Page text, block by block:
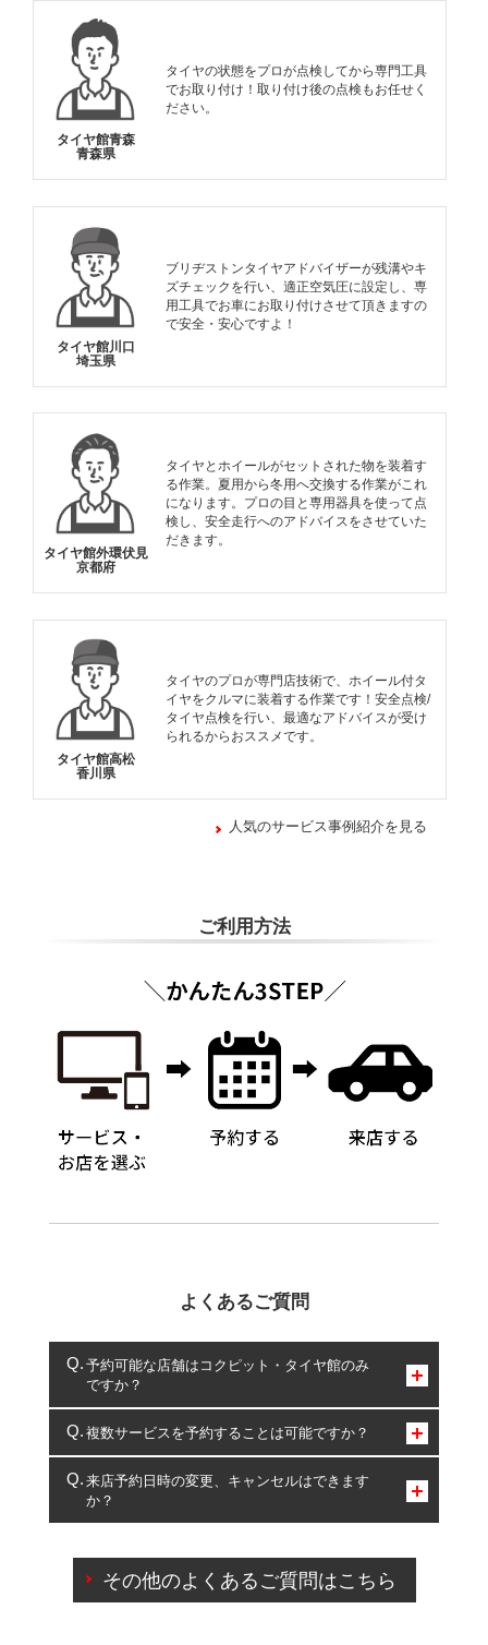
タイヤ館青森
青森県
タイヤの状態をプロが点検してから専門工具
でお取り付け！取り付け後の点検もお任せく
ださい。
タイヤ館川口
埼玉県
ブリヂストンタイヤアドバイザーが残溝やキ
ズチェックを行い、適正空気圧に設定し、専
用工具でお車にお取り付けさせて頂きますの
で安全・安心ですよ！
タイヤ館外環伏見
京都府
タイヤとホイールがセットされた物を装着す
る作業。夏用から冬用へ交換する作業がこれ
になります。プロの目と専用器具を使って点
検し、安全走行へのアドバイスをさせていた
だきます。
タイヤ館高松
香川県
タイヤのプロが専門店技術で、ホイール付タ
イヤをクルマに装着する作業です！安全点検/
タイヤ点検を行い、最適なアドバイスが受け
られるからおススメです。
人気のサービス事例紹介を見る
ご利用方法
よくあるご質問
予約可能な店舗はコクピット・タイヤ館のみ
ですか？
コクピット・タイヤ館のみとなります。
複数サービスを予約することは可能ですか？
複数サービスのご予約は可能です。
一部の商品・サービスの組み合わせに限り、同時にご予約が
出来ないものもございます。
来店予約日時の変更、キャンセルはできます
か？
ご来店予約日の3営業日前を過ぎている場合のご予約
の日時変更につきましては、直接ご予約の店舗まで
その他のよくあるご質問はこちら